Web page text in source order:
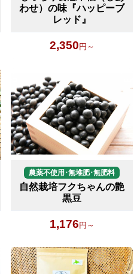
わせ）の味『ハッピーブ
レッド』
2,350円～
農薬不使用･無堆肥･無肥料
自然栽培フクちゃんの艶
黒豆
1,176 円～